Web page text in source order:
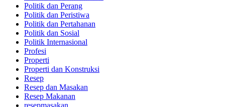
Politik dan Perang
Politik dan Peristiwa
Politik dan Pertahanan
Politik dan Sosial
Politik Internasional
Profesi
Properti
Properti dan Konstruksi
Resep
Resep dan Masakan
Resep Makanan
resepmasakan